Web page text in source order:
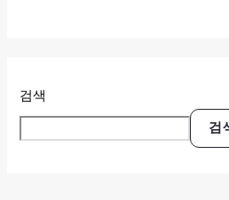
검색
검